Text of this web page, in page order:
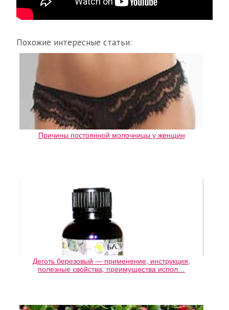
Похожие интересные статьи:
Причины постоянной молочницы у женщин
Деготь березовый — применение, инструкция,
полезные свойства, преимущества испол…